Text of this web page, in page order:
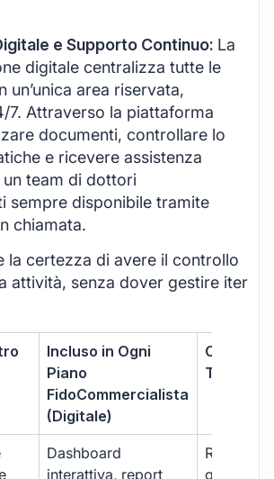
e Supporto Continuo: La
digitale centralizza tutte le
un’unica area riservata,
7. Attraverso la piattaforma
documenti, controllare lo
e ricevere assistenza
team di dottori
sempre disponibile tramite
chiamata.
la certezza di avere il controllo
attività, senza dover gestire iter
Incluso in Ogni
Piano
FidoCommercialista
(Digitale)
Dashboard
interattiva, report
Report
gestione